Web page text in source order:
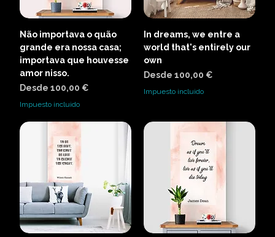
Não importava o quão
grande era nossa casa;
importava que houvesse
amor nisso.
Desde 100,00 €
Precio de oferta
Impuesto incluido
In dreams, we entre a
world that's entirely our
own
Desde 100,00 €
Precio de oferta
Impuesto incluido